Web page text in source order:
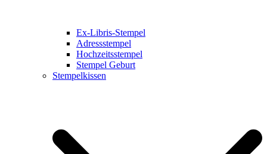
Ex-Libris-Stempel
Adressstempel
Hochzeitsstempel
Stempel Geburt
Stempelkissen